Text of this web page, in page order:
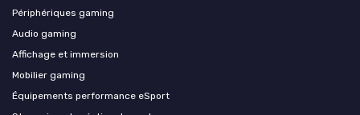
Périphériques gaming
Audio gaming
Affichage et immersion
Mobilier gaming
Équipements performance eSport